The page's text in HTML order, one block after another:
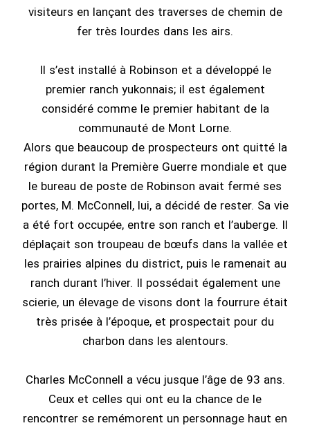
visiteurs en lançant des traverses de chemin de
fer très lourdes dans les airs.
Il s’est installé à Robinson et a développé le
premier ranch yukonnais; il est également
considéré comme le premier habitant de la
communauté de Mont Lorne.
Alors que beaucoup de prospecteurs ont quitté la
région durant la Première Guerre mondiale et que
le bureau de poste de Robinson avait fermé ses
portes, M. McConnell, lui, a décidé de rester. Sa vie
a été fort occupée, entre son ranch et l’auberge. Il
déplaçait son troupeau de bœufs dans la vallée et
les prairies alpines du district, puis le ramenait au
ranch durant l’hiver. Il possédait également une
scierie, un élevage de visons dont la fourrure était
très prisée à l’époque, et prospectait pour du
charbon dans les alentours.
Charles McConnell a vécu jusque l’âge de 93 ans.
Ceux et celles qui ont eu la chance de le
rencontrer se remémorent un personnage haut en